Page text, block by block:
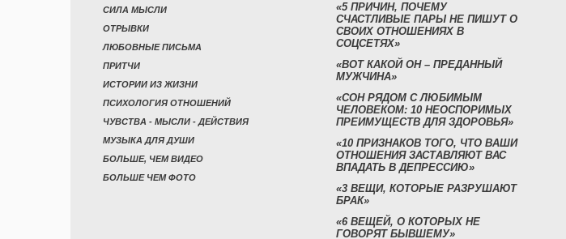
СИЛА МЫСЛИ
ОТРЫВКИ
ЛЮБОВНЫЕ ПИСЬМА
ПРИТЧИ
ИСТОРИИ ИЗ ЖИЗНИ
ПСИХОЛОГИЯ ОТНОШЕНИЙ
ЧУВСТВА - МЫСЛИ - ДЕЙСТВИЯ
МУЗЫКА ДЛЯ ДУШИ
БОЛЬШЕ, ЧЕМ ВИДЕО
БОЛЬШЕ ЧЕМ ФОТО
«5 ПРИЧИН, ПОЧЕМУ
СЧАСТЛИВЫЕ ПАРЫ НЕ ПИШУТ О
СВОИХ ОТНОШЕНИЯХ В
СОЦСЕТЯХ»
«ВОТ КАКОЙ ОН – ПРЕДАННЫЙ
МУЖЧИНА»
«СОН РЯДОМ С ЛЮБИМЫМ
ЧЕЛОВЕКОМ: 10 НЕОСПОРИМЫХ
ПРЕИМУЩЕСТВ ДЛЯ ЗДОРОВЬЯ»
«10 ПРИЗНАКОВ ТОГО, ЧТО ВАШИ
ОТНОШЕНИЯ ЗАСТАВЛЯЮТ ВАС
ВПАДАТЬ В ДЕПРЕССИЮ»
«3 ВЕЩИ, КОТОРЫЕ РАЗРУШАЮТ
БРАК»
«6 ВЕЩЕЙ, О КОТОРЫХ НЕ
ГОВОРЯТ БЫВШЕМУ»